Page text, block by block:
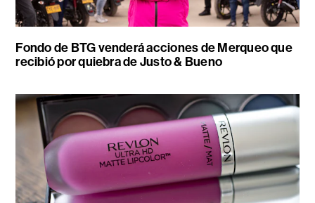
Fondo de BTG venderá acciones de Merqueo que
recibió por quiebra de Justo & Bueno